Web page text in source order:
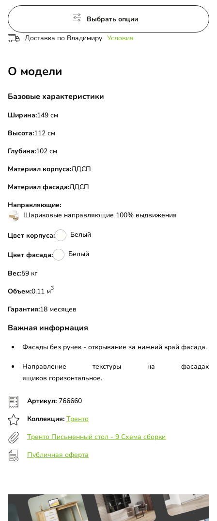
Выбрать опции
Доставка по Владимиру Условия
О модели
Базовые характеристики
Ширина:149 см
Высота:112 см
Глубина:102 см
Материал корпуса:ЛДСП
Материал фасада:ЛДСП
Направляющие:
Шариковые направляющие 100% выдвижения
Цвет корпуса: Белый
Цвет фасада: Белый
Вес:
59 кг
Объем:
0.11 м3
Гарантия:18 месяцев
Важная информация
Фасады без ручек - открывание за нижний край фасада.
Направление текстуры на фасадах
ящиков горизонтальное.
Артикул: 766660
Коллекция: Тренто
Тренто Письменный стол - 9 Схема сборки
Публичная оферта